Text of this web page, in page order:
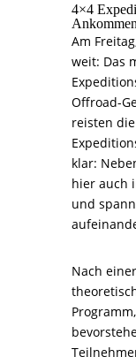
4×4
Am
weit: Das
Offroad-
reisten
klar:
hier auch
und
Nach